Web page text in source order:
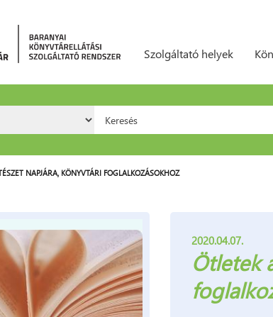
Szolgáltató helyek
Keresés űrlap
NAPJÁRA, KÖNYVTÁRI FOGLALKOZÁSOKHOZ
2020.04.07.
Ötletek